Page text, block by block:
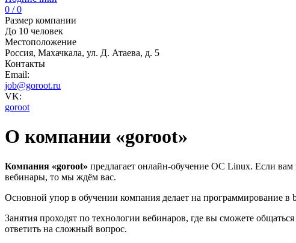
0 / 0
Размер компании
До 10 человек
Местоположение
Россия, Махачкала, ул. Д. Атаева, д. 5
Контакты
Email:
job@goroot.ru
VK:
goroot
О компании «goroot»
Компания «goroot» предлагает онлайн-обучение ОС Linux. Если
вебинары, то мы ждём вас.
Основной упор в обучении компания делает на программирование в
Занятия проходят по технологии вебинаров, где вы сможете
ответить на сложный вопрос.